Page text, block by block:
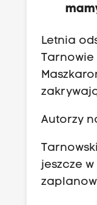
Letnia
Tarnowie
Autorzy
jeszcze